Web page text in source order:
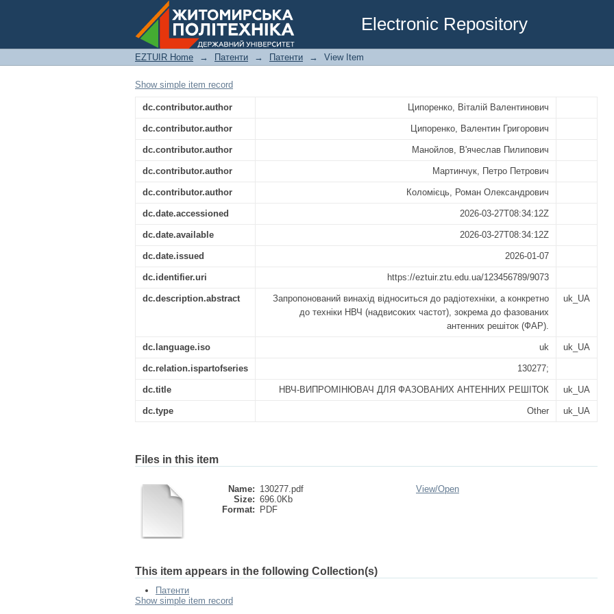
Electronic Repository
НВЧ-ВИПРОМІНЮВАЧ ДЛЯ ФАЗОВАНИХ АНТЕННИХ
EZTUIR Home → Патенти → Патенти → View Item
Show simple item record
dc.contributor.author Ципоренко, Віталій Валентинович
dc.contributor.author Ципоренко, Валентин Григорович
dc.contributor.author Манойлов, В'ячеслав Пилипович
dc.contributor.author Мартинчук, Петро Петрович
dc.contributor.author Коломієць, Роман Олександрович
dc.date.accessioned 2026-03-27T08:34:12Z
dc.date.available 2026-03-27T08:34:12Z
dc.date.issued 2026-01-07
dc.identifier.uri https://eztuir.ztu.edu.ua/123456789/9073
dc.description.abstract
Запропонований винахід відноситься до радіотехніки, а конкретно
до техніки НВЧ (надвисоких частот), зокрема до фазованих
антенних решіток (ФАР).
uk_UA
dc.language.iso uk uk_UA
dc.relation.ispartofseries 130277;
dc.title НВЧ-ВИПРОМІНЮВАЧ ДЛЯ ФАЗОВАНИХ АНТЕННИХ РЕШІТОК uk_UA
dc.type Other uk_UA
Files in this item
Name: 130277.pdf
Size: 696.0Kb
Format:
PDF
View/Open
This item appears in the following Collection(s)
Патенти
Show simple item record